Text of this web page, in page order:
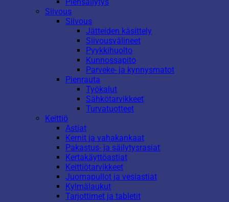
Siivous
Siivous
Jätteiden käsittely
Siivousvälineet
Pyykkihuolto
Kunnossapito
Parveke- ja kynnysmatot
Pienrauta
Työkalut
Sähkötarvikkeet
Turvatuotteet
Keittiö
Astiat
Kernit ja vahakankaat
Pakastus- ja säilytysrasiat
Kertakäyttöastiat
Keittiötarvikkeet
Juomapullot ja vesiastiat
Kylmälaukut
Tarjottimet ja tabletit